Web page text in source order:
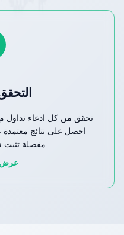
تحقق من كل ادعاء تداول مع
احصل على نتائج
مفصلة تثبت
عرض